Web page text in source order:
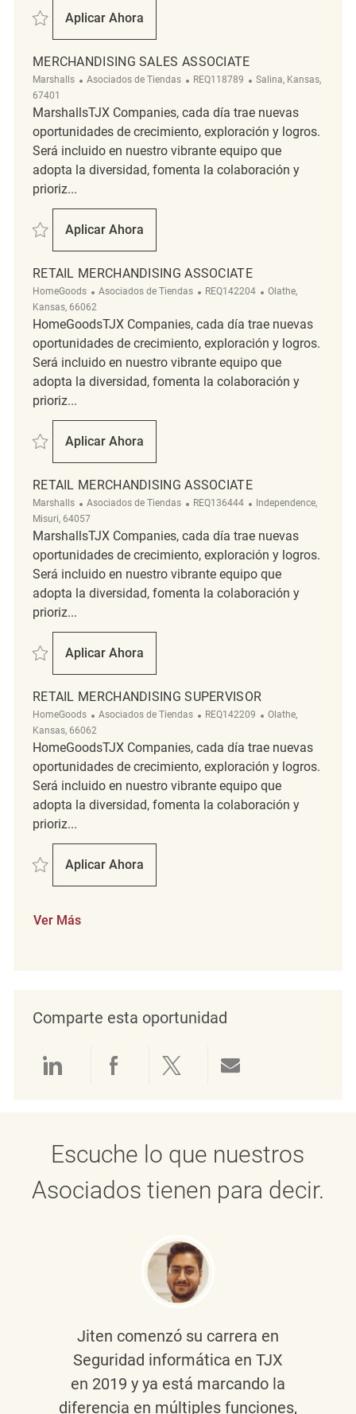
Salvar Retail Sales Associate REQ131975
Aplicar Ahora
Retail Sales Associate
MERCHANDISING SALES ASSOCIATE
Marshalls Categoría
Asociados de Tiendas ReqId
REQ118789 Ubicación
Salina, Kansas,
67401
MarshallsTJX Companies, cada día trae nuevas
oportunidades de crecimiento, exploración y logros.
Será incluido en nuestro vibrante equipo que
adopta la diversidad, fomenta la colaboración y
prioriz...
Salvar merchandising sales associate REQ118789
Aplicar Ahora
Merchandising Sales Associate
RETAIL MERCHANDISING ASSOCIATE
HomeGoods Categoría
Asociados de Tiendas ReqId
REQ142204 Ubicación
Olathe,
Kansas, 66062
HomeGoodsTJX Companies, cada día trae nuevas
oportunidades de crecimiento, exploración y logros.
Será incluido en nuestro vibrante equipo que
adopta la diversidad, fomenta la colaboración y
prioriz...
Salvar Retail Merchandising Associate REQ142204
Aplicar Ahora
Retail Merchandising Associate
RETAIL MERCHANDISING ASSOCIATE
Marshalls Categoría
Asociados de Tiendas ReqId
REQ136444 Ubicación
Independence,
Misuri, 64057
MarshallsTJX Companies, cada día trae nuevas
oportunidades de crecimiento, exploración y logros.
Será incluido en nuestro vibrante equipo que
adopta la diversidad, fomenta la colaboración y
prioriz...
Salvar Retail Merchandising Associate REQ136444
Aplicar Ahora
Retail Merchandising Associate
RETAIL MERCHANDISING SUPERVISOR
HomeGoods Categoría
Asociados de Tiendas ReqId
REQ142209 Ubicación
Olathe,
Kansas, 66062
HomeGoodsTJX Companies, cada día trae nuevas
oportunidades de crecimiento, exploración y logros.
Será incluido en nuestro vibrante equipo que
adopta la diversidad, fomenta la colaboración y
prioriz...
Salvar Retail Merchandising Supervisor REQ142209
Aplicar Ahora
Retail Merchandising Supervisor
Ver Más
Comparte esta oportunidad
Compartir a través de LinkedIn
Compartir a través de
Compartir a través
Escuche lo que nuestros
Asociados tienen para decir.
Jiten comenzó su carrera en
Seguridad informática en TJX
en 2019 y ya está marcando la
diferencia en múltiples funciones,